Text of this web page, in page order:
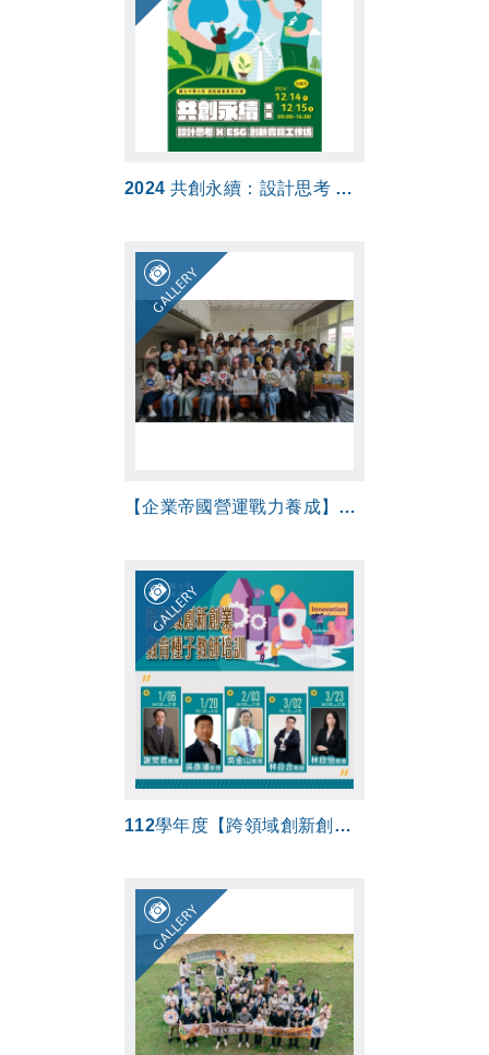
2024 共創永續：設計思考 X ESG 創新實踐工作坊
GALLERY
【企業帝國營運戰力養成】工作坊
GALLERY
112學年度【跨領域創新創業教育種子教師培訓】
GALLERY